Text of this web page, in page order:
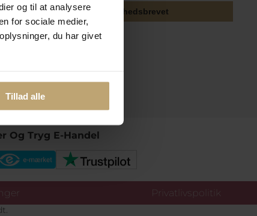
og til at analysere
for sociale medier,
du har givet
Tillad alle
Tilmeld mig nyhedsbrevet
Og Tryg E-Handel
Privatlivspolitik